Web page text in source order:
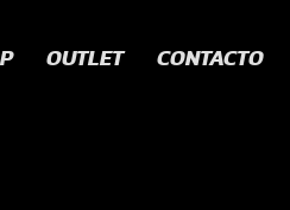
OUTLET CONTACTO